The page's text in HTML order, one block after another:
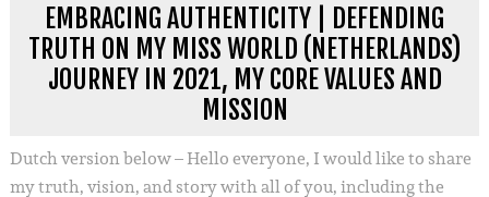
EMBRACING AUTHENTICITY | DEFENDING
TRUTH ON MY MISS WORLD (NETHERLANDS)
JOURNEY IN 2021, MY CORE VALUES AND
MISSION
Dutch version below – Hello everyone, I would like to share
my truth, vision, and story with all of you, including the